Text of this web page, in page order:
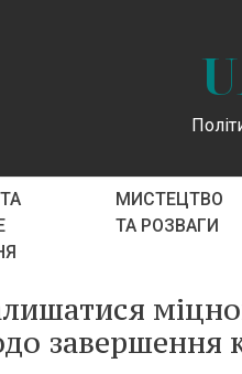
МИСТЕЦТВО
ТА РОЗВАГИ
завершення